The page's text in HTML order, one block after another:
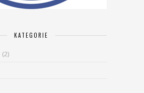
KATEGORIE
(2)